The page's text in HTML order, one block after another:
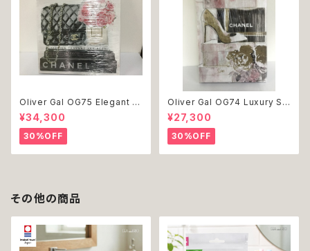
Oliver Gal OG75 Elegant E
ssentials Paris 絵 アート イ
ンテリア お祝い 贈り物 プレゼ
ント 結婚 新築 開店 周年 バー
スデイ 誕生日 ご褒美
¥34,300
30%OFF
Oliver Gal OG74 Luxury St
acked Shoes Rose Giftbo
x 絵 アート インテリア お祝い
贈り物 プレゼント 結婚 新築 開
店 周年 バースデイ 誕生日 ご褒
美
¥27,300
30%OFF
その他の商品